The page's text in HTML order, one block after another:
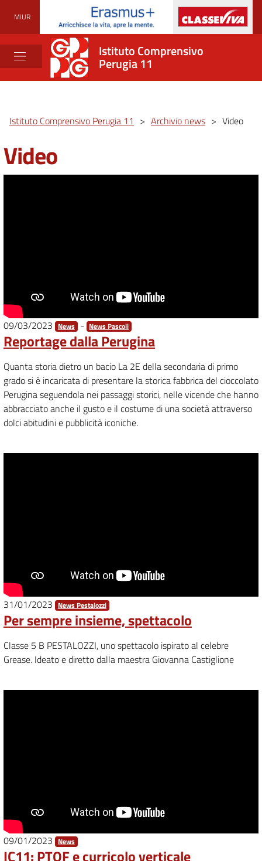
MIUR
Istituto Comprensivo
Perugia 11
Istituto Comprensivo Perugia 11 > Archivio news > Video
Video
09/03/2023 News - News Pascoli
Reportage dalla Perugina
Quanta storia dietro un bacio La 2E della secondaria di primo
grado si è incaricata di presentare la storica fabbrica del cioccolato
Perugina seguendola nei passaggi storici, nelle vicende che hanno
abbracciato anche il gusto e il costume di una società attraverso
dolci abitudini e pubblicità iconiche.
31/01/2023 News Pestalozzi
Per sempre insieme, spettacolo
Classe 5 B PESTALOZZI, uno spettacolo ispirato al celebre
Grease. Ideato e diretto dalla maestra Giovanna Castiglione
09/01/2023 News
IC11: PTOF e curricolo verticale